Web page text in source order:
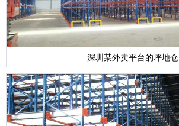
深圳某外卖平台的坪地仓